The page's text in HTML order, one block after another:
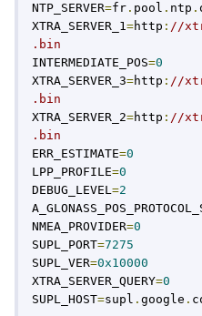
NTP_SERVER=fr . pool . ntp .
XTRA_SERVER_1=http : //
.bin
INTERMEDIATE_POS=0
XTRA_SERVER_3=http : //
.bin
XTRA_SERVER_2=http : //
.bin
ERR_ESTIMATE=0
LPP_PROFILE=0
DEBUG_LEVEL=2
NMEA_PROVIDER=0
SUPL_PORT=7275
SUPL_VER=0x10000
XTRA_SERVER_QUERY=0
SUPL_HOST=supl . google .